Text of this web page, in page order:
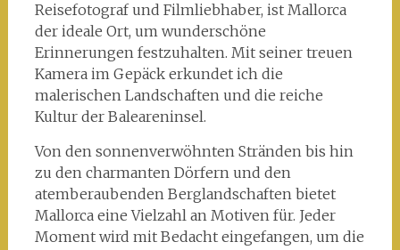
Reisefotograf und Filmliebhaber, ist Mallorca
der ideale Ort, um wunderschöne
Erinnerungen festzuhalten. Mit seiner treuen
Kamera im Gepäck erkundet ich die
malerischen Landschaften und die reiche
Kultur der Baleareninsel.
Von den sonnenverwöhnten Stränden bis hin
zu den charmanten Dörfern und den
atemberaubenden Berglandschaften bietet
Mallorca eine Vielzahl an Motiven für. Jeder
Moment wird mit Bedacht eingefangen, um die